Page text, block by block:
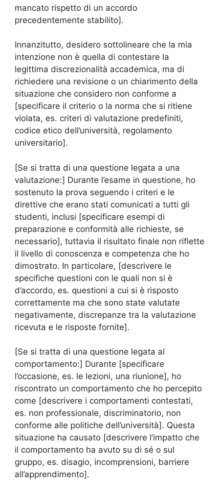
mancato rispetto di un accordo
precedentemente stabilito].
Innanzitutto, desidero sottolineare che la mia
intenzione non è quella di contestare la
legittima discrezionalità accademica, ma di
richiedere una revisione o un chiarimento della
situazione che considero non conforme a
[specificare il criterio o la norma che si ritiene
violata, es. criteri di valutazione predefiniti,
codice etico dell’università, regolamento
universitario].
[Se si tratta di una questione legata a una
valutazione:] Durante l’esame in questione, ho
sostenuto la prova seguendo i criteri e le
direttive che erano stati comunicati a tutti gli
studenti, inclusi [specificare esempi di
preparazione e conformità alle richieste, se
necessario], tuttavia il risultato finale non riflette
il livello di conoscenza e competenza che ho
dimostrato. In particolare, [descrivere le
specifiche questioni con le quali non si è
d’accordo, es. questioni a cui si è risposto
correttamente ma che sono state valutate
negativamente, discrepanze tra la valutazione
ricevuta e le risposte fornite].
[Se si tratta di una questione legata al
comportamento:] Durante [specificare
l’occasione, es. le lezioni, una riunione], ho
riscontrato un comportamento che ho percepito
come [descrivere i comportamenti contestati,
es. non professionale, discriminatorio, non
conforme alle politiche dell’università]. Questa
situazione ha causato [descrivere l’impatto che
il comportamento ha avuto su di sé o sul
gruppo, es. disagio, incomprensioni, barriere
all’apprendimento].